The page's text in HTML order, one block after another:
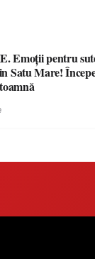
Emoții pentru
Satu Mare!